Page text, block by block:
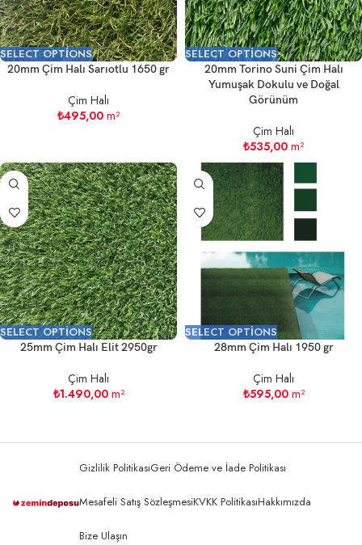
SELECT OPTIONS
20mm Çim Halı Sarıotlu 1650 gr
Çim Halı
₺495,00 m²
SELECT OPTIONS
20mm Torino Suni Çim Halı
Yumuşak Dokulu ve Doğal
Görünüm
Çim Halı
₺535,00 m²
SELECT OPTIONS
25mm Çim Halı Elit 2950gr
Çim Halı
₺1.490,00m²
SELECT OPTIONS
28mm Çim Halı 1950 gr
Çim Halı
₺595,00m²
Gizlilik PolitikasıGeri Ödeme ve İade Politikası
Mesafeli Satış SözleşmesiKVKK PolitikasıHakkımızda
Bize Ulaşın